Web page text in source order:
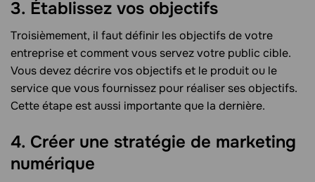
3. Établissez vos objectifs
Troisièmement, il faut définir les objectifs de votre
entreprise et comment vous servez votre public cible.
Vous devez décrire vos objectifs et le produit ou le
service que vous fournissez pour réaliser ses objectifs.
Cette étape est aussi importante que la dernière.
4. Créer une stratégie de marketing
numérique